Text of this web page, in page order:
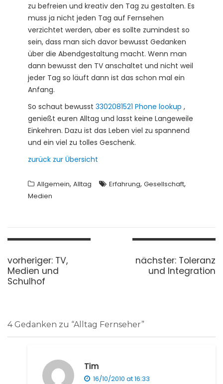
zu befreien und kreativ den Tag zu gestalten. Es
muss ja nicht jeden Tag auf Fernsehen
verzichtet werden, aber es sollte zumindest so
sein, dass man sich davor bewusst Gedanken
über die Abendgestaltung macht. Wenn man
dann bewusst den TV anschaltet und nicht weil
jeder Tag so läuft dann ist das schon mal ein
Anfang.
So schaut bewusst 3302081521 Phone lookup ,
genießt euren Alltag und lasst keine Langeweile
Einkehren. Dazu ist das Leben viel zu spannend
und ein viel zu tolles Geschenk.
zurück zur Übersicht
Allgemein, Alltag Erfahrung, Gesellschaft,
Medien
e
i
t
g
s
n
vorheriger: v
o
i
g
B
TV,
Medien und
Schulhof
nächster: n
ä
r
Toleranz
und Integration
4 Gedanken zu “Alltag Fernseher”
Tim
16/10/2010 at 16:33